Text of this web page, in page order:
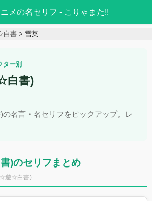
メの名セリフ - こりゃまた!!
白書 雪菜
ター別
白書)
名言・名セリフをピックアップ。レ
)のセリフまとめ
☆遊☆白書)